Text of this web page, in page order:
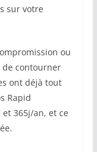
sur votre
ou
de contourner
ont déjà tout
Rapid
365j/an, et ce